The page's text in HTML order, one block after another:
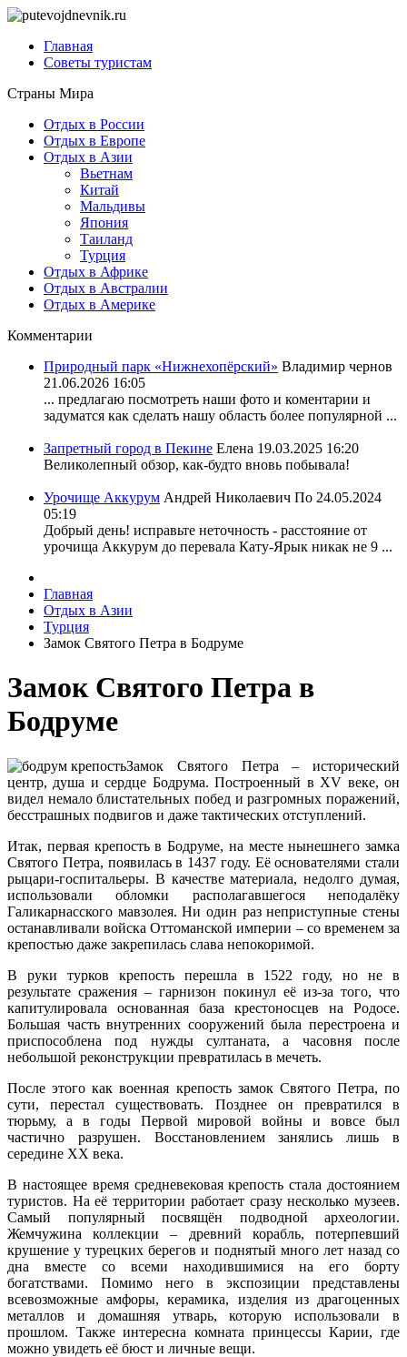
Главная
Советы туристам
Страны Мира
Отдых в России
Отдых в Европе
Отдых в Азии
Вьетнам
Китай
Мальдивы
Япония
Таиланд
Турция
Отдых в Африке
Отдых в Австралии
Отдых в Америке
Комментарии
Природный парк «Нижнехопёрский» Владимир чернов
21.06.2026 16:05
... предлагаю посмотреть наши фото и коментарии и
задуматся как сделать нашу область более популярной ...
Запретный город в Пекине Елена 19.03.2025 16:20
Великолепный обзор, как-будто вновь побывала!
Урочище Аккурум Андрей Николаевич По 24.05.2024
05:19
Добрый день! исправьте неточность - расстояние от
урочища Аккурум до перевала Кату-Ярык никак не 9 ...
Главная
Отдых в Азии
Турция
Замок Святого Петра в Бодруме
Замок Святого Петра в
Бодруме
Замок Святого Петра – исторический
центр, душа и сердце Бодрума. Построенный в XV веке, он
видел немало блистательных побед и разгромных поражений,
бесстрашных подвигов и даже тактических отступлений.
Итак, первая крепость в Бодруме, на месте нынешнего замка
Святого Петра, появилась в 1437 году. Её основателями стали
рыцари-госпитальеры. В качестве материала, недолго думая,
использовали обломки располагавшегося неподалёку
Галикарнасского мавзолея. Ни один раз неприступные стены
останавливали войска Оттоманской империи – со временем за
крепостью даже закрепилась слава непокоримой.
В руки турков крепость перешла в 1522 году, но не в
результате сражения – гарнизон покинул её из-за того, что
капитулировала основанная база крестоносцев на Родосе.
Большая часть внутренних сооружений была перестроена и
приспособлена под нужды султаната, а часовня после
небольшой реконструкции превратилась в мечеть.
После этого как военная крепость замок Святого Петра, по
сути, перестал существовать. Позднее он превратился в
тюрьму, а в годы Первой мировой войны и вовсе был
частично разрушен. Восстановлением занялись лишь в
середине XX века.
В настоящее время средневековая крепость стала достоянием
туристов. На её территории работает сразу несколько музеев.
Самый популярный посвящён подводной археологии.
Жемчужина коллекции – древний корабль, потерпевший
крушение у турецких берегов и поднятый много лет назад со
дна вместе со всеми находившимися на его борту
богатствами. Помимо него в экспозиции представлены
всевозможные амфоры, керамика, изделия из драгоценных
металлов и домашняя утварь, которую использовали в
прошлом. Также интересна комната принцессы Карии, где
можно увидеть её бюст и личные вещи.